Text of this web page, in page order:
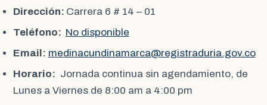
Dirección: Carrera 6 # 14 – 01
Teléfono: No disponible
Email: medinacundinamarca@registraduria.gov.co
Horario: Jornada continua sin agendamiento, de
Lunes a Viernes de 8:00 am a 4:00 pm